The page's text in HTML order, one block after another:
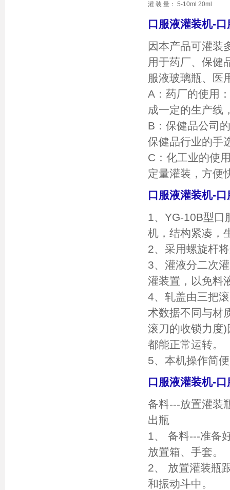
灌 装 量： 5-10ml 20ml
口服液灌装机-
因本产品可灌装
用于药厂、保健
服液玻璃瓶、医
A：药厂的使用
成一定的生产线
B：保健品公司
保健品行业的手
C：化工业的使
定量灌装，方便
口服液灌装机-
1、YG-10B型口
机，结构紧凑，
2、采用螺旋杆
3、灌液分二次
灌装置，以免料
4、轧盖由三把
术数据不同与材
滚刀的收锁力度
都能正常运转。
5、本机操作简
口服液灌装机-
备料---放置灌装
出瓶
1、 备料---准备
放置箱、手套。
2、 放置灌装瓶
和振动斗中。